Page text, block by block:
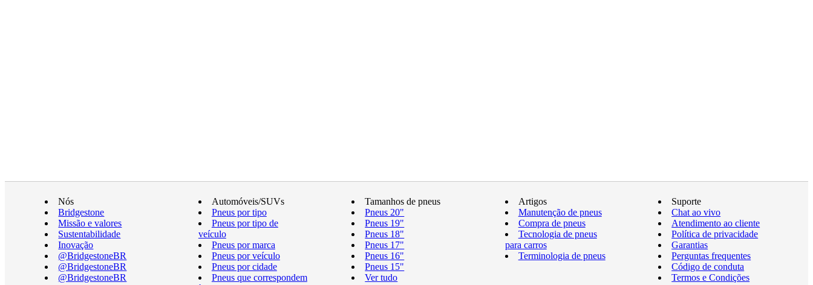
Nós
Bridgestone
Missão e valores
Sustentabilidade
Inovação
@BridgestoneBR
@BridgestoneBR
@BridgestoneBR
Automóveis/SUVs
Pneus por tipo
Pneus por tipo de
veículo
Pneus por marca
Pneus por veículo
Pneus por cidade
Pneus que correspondem
Tamanhos de pneus
Pneus 20"
Pneus 19"
Pneus 18"
Pneus 17"
Pneus 16"
Pneus 15"
Ver tudo
Artigos
Manutenção de pneus
Compra de pneus
Tecnologia de pneus
para carros
Terminologia de pneus
Suporte
Chat ao vivo
Atendimento ao cliente
Política de privacidade
Garantias
Perguntas frequentes
Código de conduta
Termos e Condições